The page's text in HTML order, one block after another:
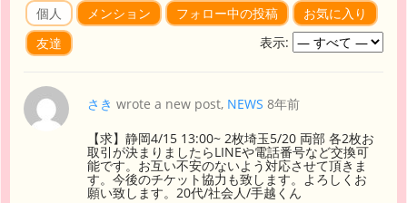
個人 メンション フォロー中の投稿
お気に入り
友達
表示:
さき wrote a new post, NEWS 8年前
【求】静岡4/15 13:00~ 2枚埼玉5/20 両部 各2枚お
取引が決まりましたらLINEや電話番号など交換可
能です。お互い不安のないよう対応させて頂きま
す。今後のチケット協力も致します。よろしくお
願い致します。20代/社会人/手越くん